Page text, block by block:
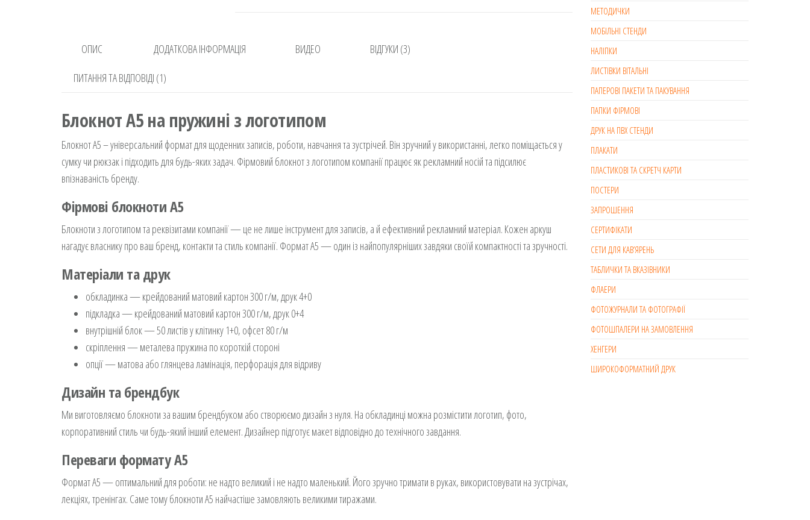
ОПИС ДОДАТКОВА ІНФОРМАЦІЯ ВИДЕО
ВІДГУКИ (3)
ПИТАННЯ ТА ВІДПОВІДІ (1)
Блокнот А5 на пружині з логотипом
Блокнот А5 – універсальний формат для щоденних записів, роботи, навчання та зустрічей. Він зручний у використанні, легко поміщається у
сумку чи рюкзак і підходить для будь-яких задач. Фірмовий блокнот з логотипом компанії працює як рекламний носій та підсилює
впізнаваність бренду.
Фірмові блокноти А5
Блокноти з логотипом та реквізитами компанії — це не лише інструмент для записів, а й ефективний рекламний матеріал. Кожен аркуш
нагадує власнику про ваш бренд, контакти та стиль компанії. Формат А5 — один із найпопулярніших завдяки своїй компактності та зручності.
Матеріали та друк
обкладинка — крейдований матовий картон 300 г/м, друк 4+0
підкладка — крейдований матовий картон 300 г/м, друк 0+4
внутрішній блок — 50 листів у клітинку 1+0, офсет 80 г/м
скріплення — металева пружина по короткій стороні
опції — матова або глянцева ламінація, перфорація для відриву
Дизайн та брендбук
Ми виготовляємо блокноти за вашим брендбуком або створюємо дизайн з нуля. На обкладинці можна розмістити логотип, фото,
корпоративний стиль чи будь-який інший елемент. Дизайнер підготує макет відповідно до технічного завдання.
Переваги формату А5
Формат А5 — оптимальний для роботи: не надто великий і не надто маленький. Його зручно тримати в руках, використовувати на зустрічах,
лекціях, тренінгах. Саме тому блокноти А5 найчастіше замовляють великими тиражами.
МЕТОДИЧКИ
МОБІЛЬНІ СТЕНДИ
НАЛІПКИ
ЛИСТІВКИ ВІТАЛЬНІ
ПАПЕРОВІ ПАКЕТИ ТА ПАКУВАННЯ
ПАПКИ ФІРМОВІ
ДРУК НА ПВХ СТЕНДИ
ПЛАКАТИ
ПЛАСТИКОВІ ТА СКРЕТЧ КАРТИ
ПОСТЕРИ
ЗАПРОШЕННЯ
СЕРТИФІКАТИ
СЕТИ ДЛЯ КАВ’ЯРЕНЬ
ТАБЛИЧКИ ТА ВКАЗІВНИКИ
ФЛАЕРИ
ФОТОЖУРНАЛИ ТА ФОТОГРАФІЇ
ФОТОШПАЛЕРИ НА ЗАМОВЛЕННЯ
ХЕНГЕРИ
ШИРОКОФОРМАТНИЙ ДРУК